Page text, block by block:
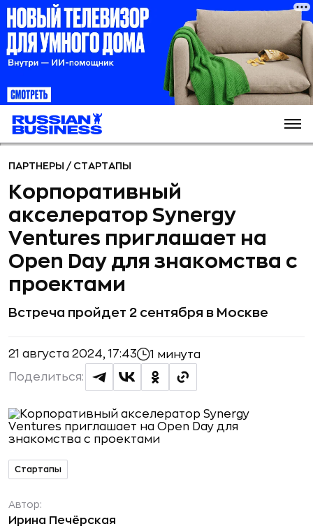
ПАРТНЕРЫ / СТАРТАПЫ
Корпоративный
акселератор Synergy
Ventures приглашает на
Open Day для знакомства с
проектами
Встреча пройдет 2 сентября в Москве
21 августа 2024, 17:43 1 минута
Поделиться:
Стартапы
Автор:
Ирина Печёрская